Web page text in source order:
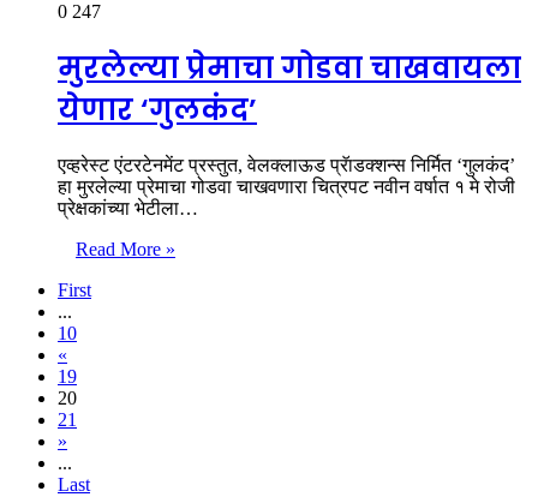
0 247
मुरलेल्या प्रेमाचा गोडवा चाखवायला
येणार ‘गुलकंद’
एव्हरेस्ट एंटरटेनमेंट प्रस्तुत, वेलक्लाऊड प्रॅाडक्शन्स निर्मित ‘गुलकंद’
हा मुरलेल्या प्रेमाचा गोडवा चाखवणारा चित्रपट नवीन वर्षात १ मे रोजी
प्रेक्षकांच्या भेटीला…
Read More »
First
...
10
«
19
20
21
»
...
Last